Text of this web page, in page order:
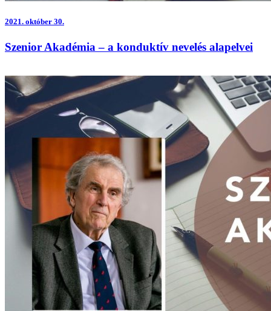
2021. október 30.
Szenior Akadémia – a konduktív nevelés alapelvei